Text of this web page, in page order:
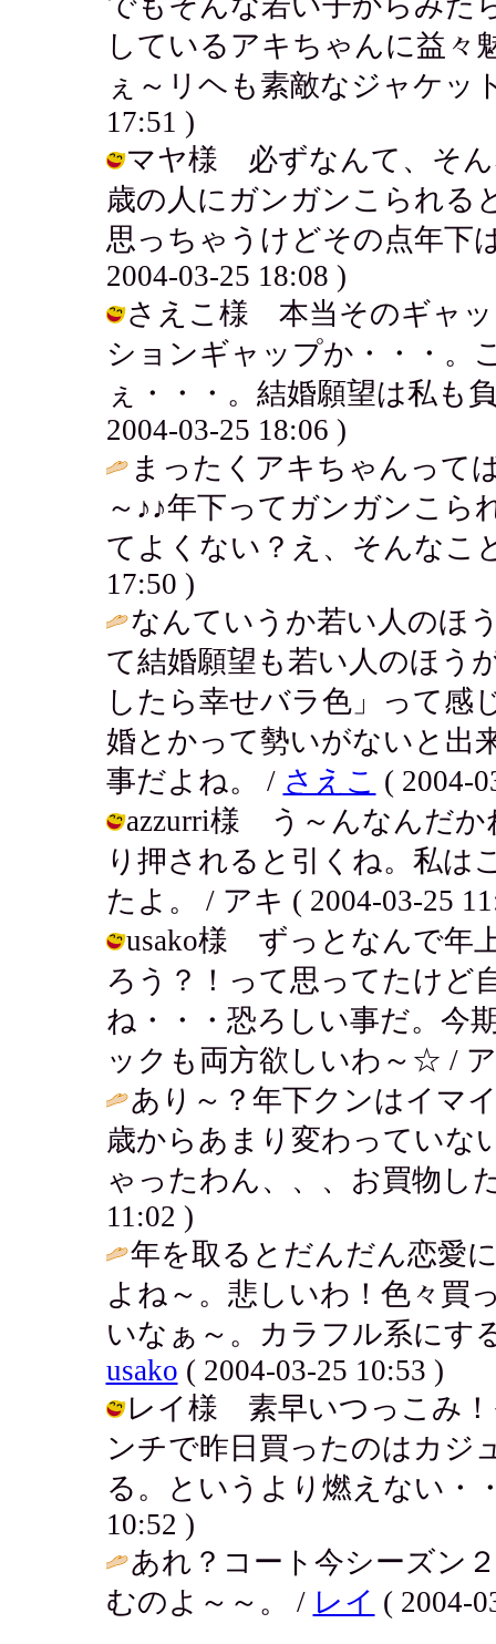
しているアキちゃんに益
ぇ～リヘも素敵なジャケッ
17:51 )
マヤ様 必ずなんて、そん
歳の人にガンガンこられる
思っちゃうけどその点年下
2004-03-25 18:08 )
さえこ様 本当そのギャ
ションギャップか・・・。
ぇ・・・。結婚願望は私も
2004-03-25 18:06 )
まったくアキちゃんって
～♪♪年下ってガンガンこ
てよくない？え、そんなこ
17:50 )
なんていうか若い人のほ
て結婚願望も若い人のほう
したら幸せバラ色」って感
婚とかって勢いがないと出
事だよね。 / さえこ ( 2004-
azzurri様 う～んなんだか
り押されると引くね。私は
たよ。 / アキ ( 2004-03-25
usako様 ずっとなんで年
ろう？！って思ってたけど
ね・・・恐ろしい事だ。今
ックも両方欲しいわ～☆ / ア
あり～？年下クンはイマ
歳からあまり変わっていな
ゃったわん、、、お買物し
11:02 )
年を取るとだんだん恋愛
よね～。悲しいわ！色々買
いなぁ～。カラフル系にす
usako ( 2004-03-25 10:53 )
レイ様 素早いつっこみ！
ンチで昨日買ったのはカ
る。というより燃えない・
10:52 )
あれ？コート今シーズン
むのよ～～。 / レイ ( 2004-